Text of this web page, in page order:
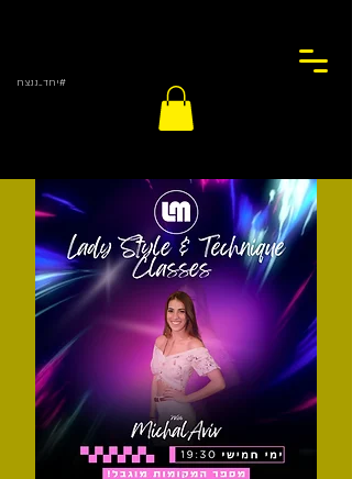
#יחד_ננצח